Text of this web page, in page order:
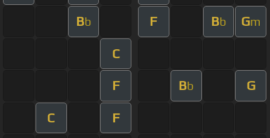
Bb F Bb Gm
C
F Bb G
C F